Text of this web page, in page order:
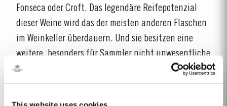
Fonseca oder Croft. Das legendäre Reifepotenzial
dieser Weine wird das der meisten anderen Flaschen
im Weinkeller überdauern. Und sie besitzen eine
weitere, besonders für Sammler nicht unwesentliche
Eigenschaft: Vintage Ports sind rar.